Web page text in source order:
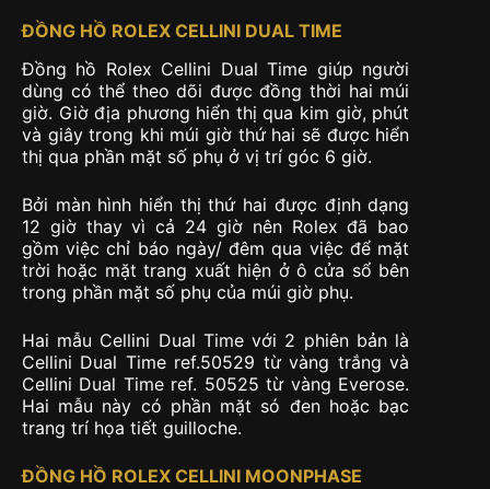
ĐỒNG HỒ ROLEX CELLINI DUAL TIME
Đồng hồ Rolex Cellini Dual Time giúp người
dùng có thể theo dõi được đồng thời hai múi
giờ. Giờ địa phương hiển thị qua kim giờ, phút
và giây trong khi múi giờ thứ hai sẽ được hiển
thị qua phần mặt số phụ ở vị trí góc 6 giờ.
Bởi màn hình hiển thị thứ hai được định dạng
12 giờ thay vì cả 24 giờ nên Rolex đã bao
gồm việc chỉ báo ngày/ đêm qua việc để mặt
trời hoặc mặt trang xuất hiện ở ô cửa sổ bên
trong phần mặt số phụ của múi giờ phụ.
Hai mẫu Cellini Dual Time với 2 phiên bản là
Cellini Dual Time ref.50529 từ vàng trắng và
Cellini Dual Time ref. 50525 từ vàng Everose.
Hai mẫu này có phần mặt só đen hoặc bạc
trang trí họa tiết guilloche.
ĐỒNG HỒ ROLEX CELLINI MOONPHASE